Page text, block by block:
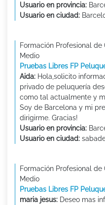
Usuario en provincia:
Usuario en ciudad:
Formación Profesional
Medio
Pruebas Libres FP
Aida: Hola,solicito
privado de peluquería
como tal actualmente y
Soy de Barcelona y mi
dirigirme. Gracias!
Usuario en provincia:
Usuario en ciudad:
Formación Profesional
Medio
Pruebas Libres FP
maria jesus: Deseo mas